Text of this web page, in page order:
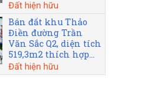
Đất hiện hữu
Bán đất khu Thảo
Điền đường Trần
Văn Sắc Q2, diện tích
519,3m2 thích hợp...
Đất hiện hữu